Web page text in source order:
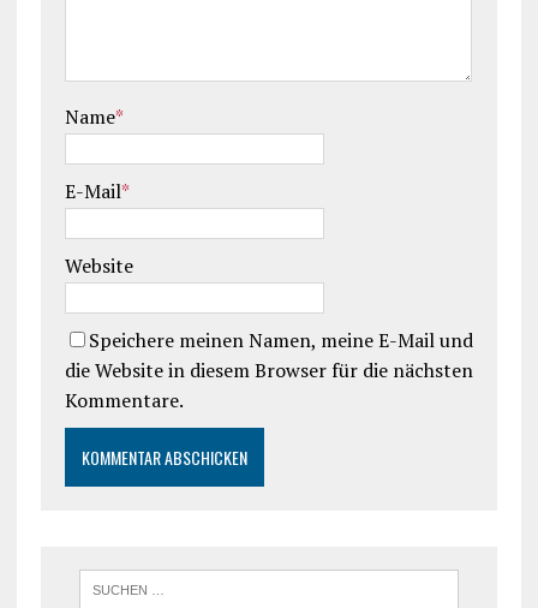
Name*
E-Mail*
Website
Speichere meinen Namen, meine E-Mail und
die Website in diesem Browser für die nächsten
Kommentare.